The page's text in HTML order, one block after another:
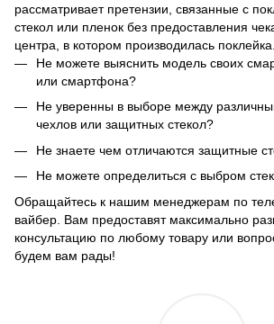
рассматривает претензии, связанные с
стекол или пленок без предоставления
центра, в котором производилась поклейка.
Не можете выяснить модель своих
или смартфона?
Не уверенны в выборе между
чехлов или защитных стекол?
Не знаете чем отличаются защитные
Не можете определиться с выбром
Обращайтесь к нашим менеджерам по
вайбер. Вам предоставят максимально
консультацию по любому товару или
будем вам рады!